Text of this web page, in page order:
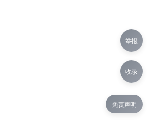
免责声明
举报
收录